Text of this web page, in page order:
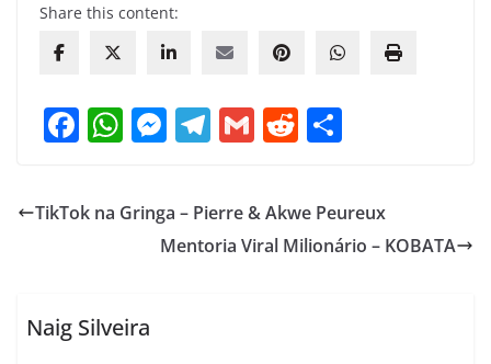
Share this content:
F
c
e
o
W
at
s
p
M
ss
e
n
T
gr
a
G
ai
l
R
d
di
t
e
TikTok na Gringa – Pierre & Akwe Peureux
Mentoria Viral Milionário – KOBATA
Naig Silveira